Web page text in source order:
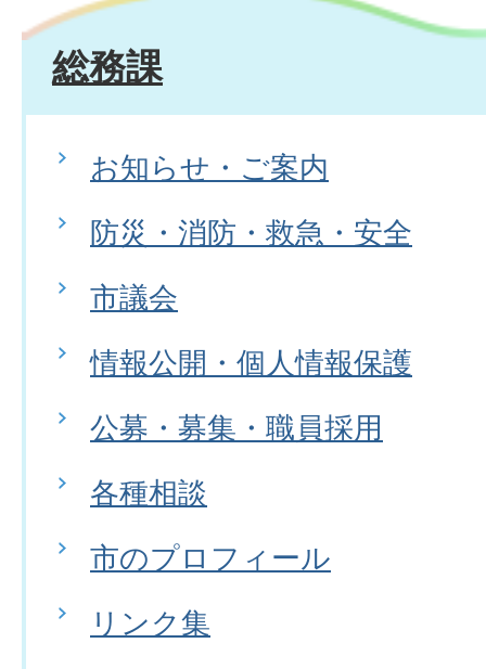
総務課
お知らせ・ご案内
防災・消防・救急・安全
市議会
情報公開・個人情報保護
公募・募集・職員採用
各種相談
市のプロフィール
リンク集